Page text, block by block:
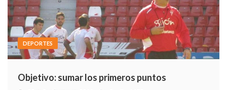
DEPORTES
Objetivo: sumar los primeros puntos